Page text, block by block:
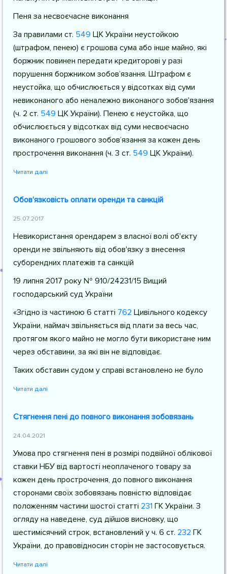
Пеня за несвоєчасне виконання
За правилами ст. 549 ЦК України неустойкою
(штрафом, пенею) є грошова сума або інше майно, які
боржник повинен передати кредиторові у разі
порушення боржником зобов’язання. Штрафом є
неустойка, що обчислюється у відсотках від суми
невиконаного або неналежно виконаного зобов'язання
(ч. 2 ст. 549 ЦК України). Пенею є неустойка, що
обчислюється у відсотках від суми несвоєчасно
виконаного грошового зобов’язання за кожен день
прострочення виконання (ч. 3 ст. 549 ЦК України).
Читати далі
Обов'язковість оплати оренди та санкцій
25.07.2017
Невикористання орендарем з власної волі об'єкту
оренди не звільняють від обов'язку з внесення
суборендних платежів та санкцій
19 липня 2017 року № 910/24231/15 Вищий
господарський суд України
«Згідно із частиною 6 статті 762 Цивільного кодексу
України, наймач звільняється від плати за весь час,
протягом якого майно не могло бути використане ним
через обставини, за які він не відповідає.
Таких обставин судом у справі встановлено не було
Читати далі
Стягнення пені до повного виконання зобовязань
24.04.2021
Умова про стягнення пені в розмірі подвійної облікової
ставки НБУ від вартості неоплаченого товару за
кожен день прострочення, до повного виконання
сторонами своїх зобовязань повністю відповідає
положенням частини шостої статті 231 ГК України. З
огляду на наведене, суд дійшов висновку, що
шестимісячний строк, встановлений у ч. 6 ст. 232 ГК
України, до правовідносин сторін не застосовується.
Читати далі